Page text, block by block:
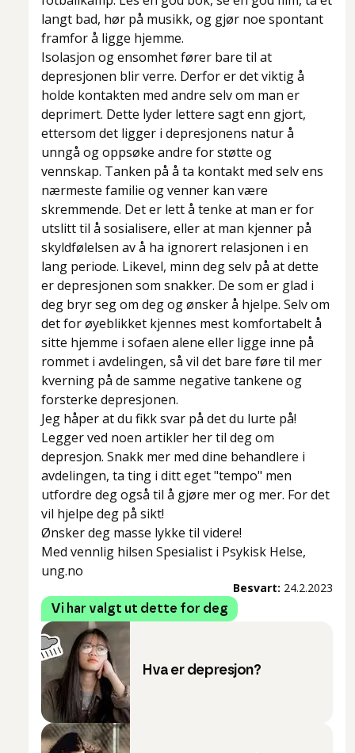
langt bad, hør på musikk, og gjør noe spontant
framfor å ligge hjemme.
Isolasjon og ensomhet fører bare til at
depresjonen blir verre. Derfor er det viktig å
holde kontakten med andre selv om man er
deprimert. Dette lyder lettere sagt enn gjort,
ettersom det ligger i depresjonens natur å
unngå og oppsøke andre for støtte og
vennskap. Tanken på å ta kontakt med selv ens
nærmeste familie og venner kan være
skremmende. Det er lett å tenke at man er for
utslitt til å sosialisere, eller at man kjenner på
skyldfølelsen av å ha ignorert relasjonen i en
lang periode. Likevel, minn deg selv på at dette
er depresjonen som snakker. De som er glad i
deg bryr seg om deg og ønsker å hjelpe. Selv om
det for øyeblikket kjennes mest komfortabelt å
sitte hjemme i sofaen alene eller ligge inne på
rommet i avdelingen, så vil det bare føre til mer
kverning på de samme negative tankene og
forsterke depresjonen.
Jeg håper at du fikk svar på det du lurte på!
Legger ved noen artikler her til deg om
depresjon. Snakk mer med dine behandlere i
avdelingen, ta ting i ditt eget "tempo" men
utfordre deg også til å gjøre mer og mer. For det
vil hjelpe deg på sikt!
Ønsker deg masse lykke til videre!
Med vennlig hilsen Spesialist i Psykisk Helse,
ung.no
Besvart: 24.2.2023
Vi har valgt ut dette for deg
Hva er depresjon?